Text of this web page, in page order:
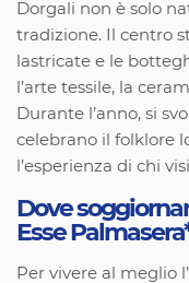
Dorgali non è solo
tradizione. Il centro
lastricate e le
l’arte tessile, la
Durante l’anno, si
celebrano il folklore
l’esperienza di chi
Dove
Esse
Per vivere al meglio